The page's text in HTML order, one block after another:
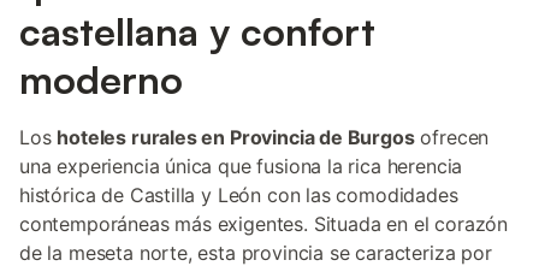
castellana y confort
moderno
Los hoteles rurales en Provincia de Burgosofrecen
una experiencia única que fusiona la rica herencia
histórica de Castilla y León con las comodidades
contemporáneas más exigentes. Situada en el corazón
de la meseta norte, esta provincia se caracteriza por